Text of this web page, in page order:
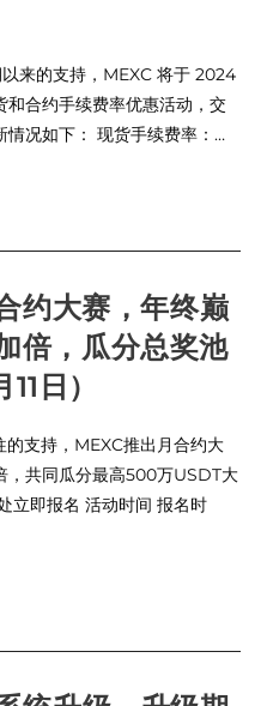
来的支持，MEXC 将于 2024
合约手续费率优惠活动，交
情况如下： 现货手续费率：…
约大赛，年终巅
倍，瓜分总奖池
日）
支持，MEXC推出月合约大
，共同瓜分最高500万USDT大
立即报名 活动时间 报名时